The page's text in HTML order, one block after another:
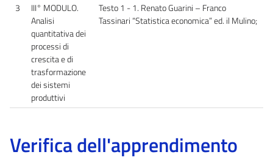
3
III° MODULO.
Analisi
quantitativa dei
processi di
crescita e di
trasformazione
dei sistemi
produttivi
Testo 1 - 1. Renato Guarini – Franco
Tassinari “Statistica economica” ed. il Mulino;
Verifica dell'apprendimento